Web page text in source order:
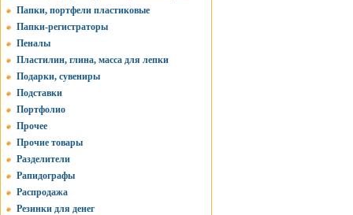
Папки, портфели пластиковые
Папки-регистраторы
Пеналы
Пластилин, глина, масса для лепки
Подарки, сувениры
Подставки
Портфолио
Прочее
Прочие товары
Разделители
Рапидографы
Распродажа
Резинки для денег